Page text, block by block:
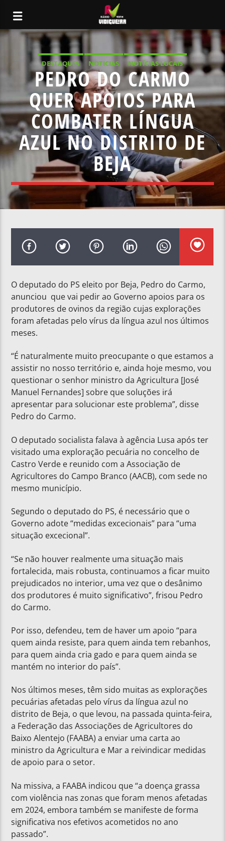
DESTAQUES NOTICIAS
NOTÍCIAS LOCAIS
NOTÍCIAS NACIONAIS
PEDRO DO CARMO
QUER APOIOS PARA
COMBATER LÍNGUA
AZUL NO DISTRITO DE
BEJA
O deputado do PS eleito por Beja, Pedro do Carmo,
anunciou que vai pedir ao Governo apoios para os
produtores de ovinos da região cujas explorações
foram afetadas pelo vírus da língua azul nos últimos
meses.
“É naturalmente muito preocupante o que estamos a
assistir no nosso território e, ainda hoje mesmo, vou
questionar o senhor ministro da Agricultura [José
Manuel Fernandes] sobre que soluções irá
apresentar para solucionar este problema”, disse
Pedro do Carmo.
O deputado socialista falava à agência Lusa após ter
visitado uma exploração pecuária no concelho de
Castro Verde e reunido com a Associação de
Agricultores do Campo Branco (AACB), com sede no
mesmo município.
Segundo o deputado do PS, é necessário que o
Governo adote “medidas excecionais” para “uma
situação excecional”.
“Se não houver realmente uma situação mais
fortalecida, mais robusta, continuamos a ficar muito
prejudicados no interior, uma vez que o desânimo
dos produtores é muito significativo”, frisou Pedro
do Carmo.
Por isso, defendeu, tem de haver um apoio “para
quem ainda resiste, para quem ainda tem rebanhos,
para quem ainda cria gado e para quem ainda se
mantém no interior do país”.
Nos últimos meses, têm sido muitas as explorações
pecuárias afetadas pelo vírus da língua azul no
distrito de Beja, o que levou, na passada quinta-feira,
a Federação das Associações de Agricultores do
Baixo Alentejo (FAABA) a enviar uma carta ao
ministro da Agricultura e Mar a reivindicar medidas
de apoio para o setor.
Na missiva, a FAABA indicou que “a doença grassa
com violência nas zonas que foram menos afetadas
em 2024, embora também se manifeste de forma
significativa nos efetivos acometidos no ano
passado”.